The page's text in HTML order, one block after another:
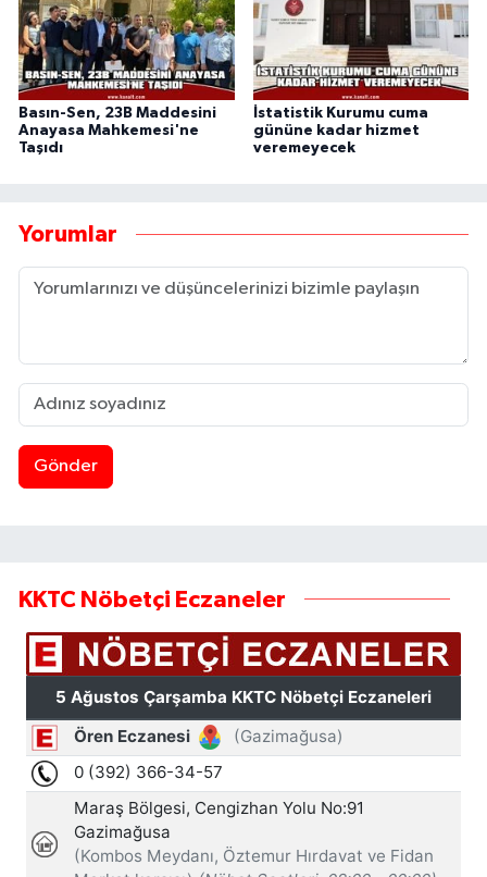
Basın-Sen, 23B Maddesini
Anayasa Mahkemesi'ne
Taşıdı
İstatistik Kurumu cuma
gününe kadar hizmet
veremeyecek
Yorumlar
Gönder
KKTC Nöbetçi Eczaneler